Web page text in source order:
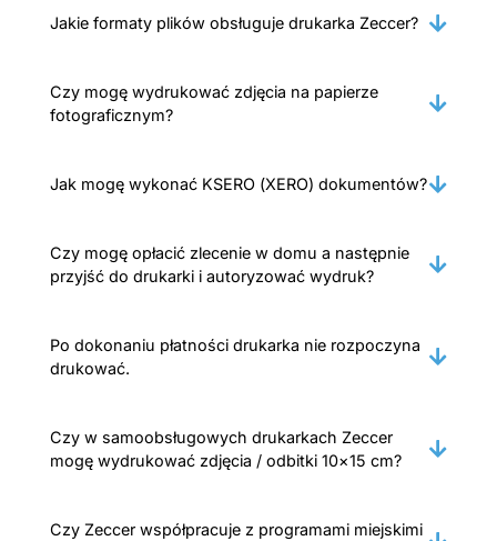
Jakie formaty plików obsługuje drukarka Zeccer?
Czy mogę wydrukować zdjęcia na papierze
fotograficznym?
Jak mogę wykonać KSERO (XERO) dokumentów?
Czy mogę opłacić zlecenie w domu a następnie
przyjść do drukarki i autoryzować wydruk?
Po dokonaniu płatności drukarka nie rozpoczyna
drukować.
Czy w samoobsługowych drukarkach Zeccer
mogę wydrukować zdjęcia / odbitki 10×15 cm?
Czy Zeccer współpracuje z programami miejskimi